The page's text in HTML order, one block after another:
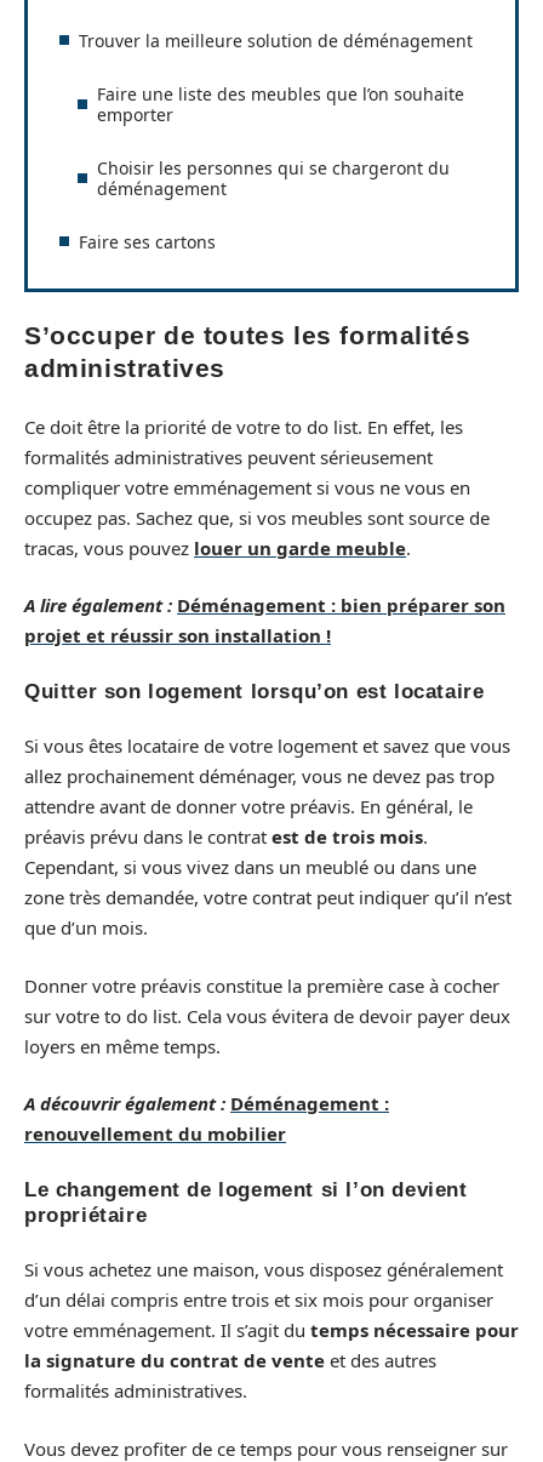
Trouver la meilleure solution de déménagement
Faire une liste des meubles que l’on souhaite
emporter
Choisir les personnes qui se chargeront du
déménagement
Faire ses cartons
S’occuper de toutes les formalités
administratives
Ce doit être la priorité de votre to do list. En effet, les
formalités administratives peuvent sérieusement
compliquer votre emménagement si vous ne vous en
occupez pas. Sachez que, si vos meubles sont source de
tracas, vous pouvez louer un garde meuble.
A lire également : Déménagement : bien préparer son
projet et réussir son installation !
Quitter son logement lorsqu’on est locataire
Si vous êtes locataire de votre logement et savez que vous
allez prochainement déménager, vous ne devez pas trop
attendre avant de donner votre préavis. En général, le
préavis prévu dans le contrat est de trois mois.
Cependant, si vous vivez dans un meublé ou dans une
zone très demandée, votre contrat peut indiquer qu’il n’est
que d’un mois.
Donner votre préavis constitue la première case à cocher
sur votre to do list. Cela vous évitera de devoir payer deux
loyers en même temps.
A découvrir également : Déménagement :
renouvellement du mobilier
Le changement de logement si l’on devient
propriétaire
Si vous achetez une maison, vous disposez généralement
d’un délai compris entre trois et six mois pour organiser
votre emménagement. Il s’agit du temps nécessaire pour
la signature du contrat de vente et des autres
formalités administratives.
Vous devez profiter de ce temps pour vous renseigner sur